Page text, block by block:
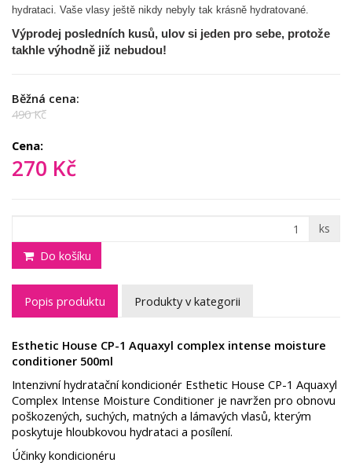
hydrataci. Vaše vlasy ještě nikdy nebyly tak krásně hydratované.
Výprodej posledních kusů, ulov si jeden pro sebe, protože
takhle výhodně již nebudou!
Běžná cena:
490 Kč
Cena:
270 Kč
ks
Do košíku
Popis produktu Produkty v kategorii
Esthetic House CP-1 Aquaxyl complex intense moisture
conditioner 500ml
Intenzivní hydratační kondicionér Esthetic House CP-1 Aquaxyl
Complex Intense Moisture Conditioner je navržen pro obnovu
poškozených, suchých, matných a lámavých vlasů, kterým
poskytuje hloubkovou hydrataci a posílení. ​
Účinky kondicionéru